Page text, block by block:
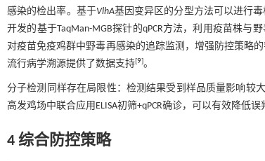
感染的检出率。基于VlhA基因变异区的分型方法可以进行
开发的基于TaqMan-MGB探针的qPCR方法，利用疫苗株
对疫苗免疫鸡群中野毒再感染的追踪监测，增强防控策略
流行病学溯源提供了数据支持[9]。
分子检测同样存在局限性：检测结果受到样品质量影响较
高发鸡场中联合应用ELISA初筛+qPCR确诊，可以有效降低
4 综合防控策略